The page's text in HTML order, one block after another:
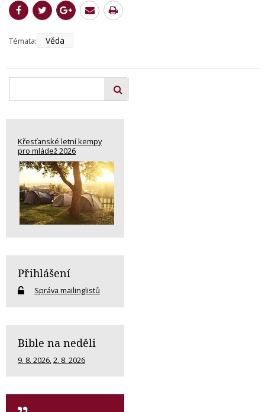
Témata: Věda
Křesťanské letní kempy
pro mládež 2026
Přihlášení
Správa mailinglistů
Bible na neděli
9. 8. 2026,2. 8. 2026